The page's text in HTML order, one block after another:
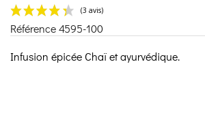
Référence4595-100
Infusion épicée Chaï et ayurvédique.